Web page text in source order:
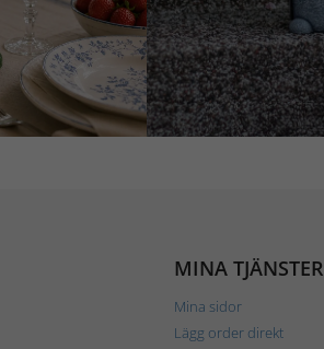
MINA TJÄNSTER
Mina sidor
Lägg order direkt